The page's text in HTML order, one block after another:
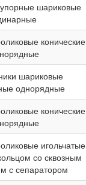
шариковые
конические
шариковые
однорядные
конические
игольчатые
со сквозным
с сепаратором